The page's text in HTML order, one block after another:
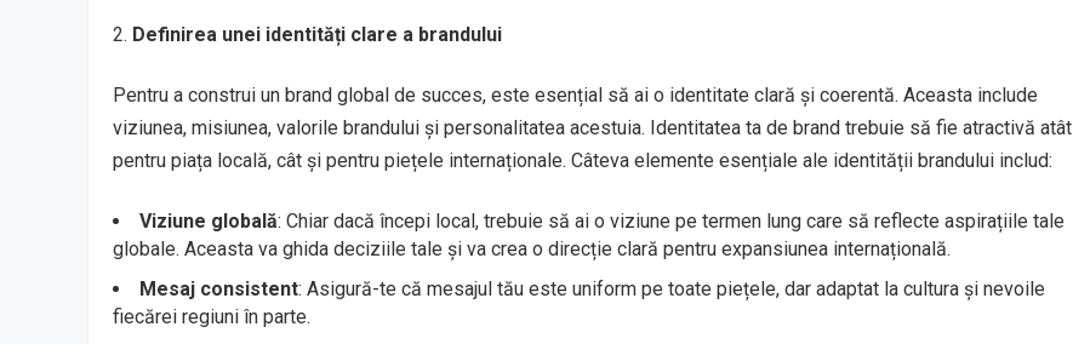
Definirea unei identități clare a brandului
Pentru a construi un brand global de succes, este esențial să ai o identitate clară și coerentă. Aceasta include
viziunea, misiunea, valorile brandului și personalitatea acestuia. Identitatea ta de brand trebuie să fie atractivă atât
pentru piața locală, cât și pentru piețele internaționale. Câteva elemente esențiale ale identității brandului includ:
Viziune globală: Chiar dacă începi local, trebuie să ai o viziune pe termen lung care să reflecte aspirațiile tale
globale. Aceasta va ghida deciziile tale și va crea o direcție clară pentru expansiunea internațională.
Mesaj consistent: Asigură-te că mesajul tău este uniform pe toate piețele, dar adaptat la cultura și nevoile
fiecărei regiuni în parte.